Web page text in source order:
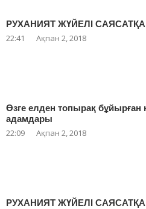
РУХАНИЯТ ЖҮЙЕЛІ
22:41 Ақпан 2, 2018
Өзге елден топырақ бұйырған
адамдары
22:09 Ақпан 2, 2018
РУХАНИЯТ ЖҮЙЕЛІ